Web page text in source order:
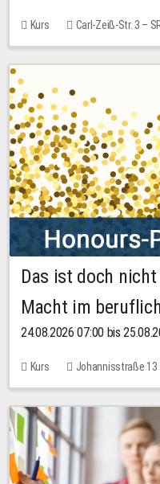
Kurs Carl-Zeiß-Str. 3 –
10,00 EUR
Das ist doch
Macht im
24.08.2026 07:00 bis
Kurs
Johannisstraße 13
Keine freien Plätze